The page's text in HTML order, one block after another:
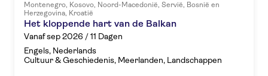
Montenegro, Kosovo, Noord-Macedonië, Servië, Bosnië en
Herzegovina, Kroatië
Het kloppende hart van de Balkan
Vanaf sep 2026 / 11 Dagen
Engels, Nederlands
Cultuur & Geschiedenis, Meerlanden, Landschappen